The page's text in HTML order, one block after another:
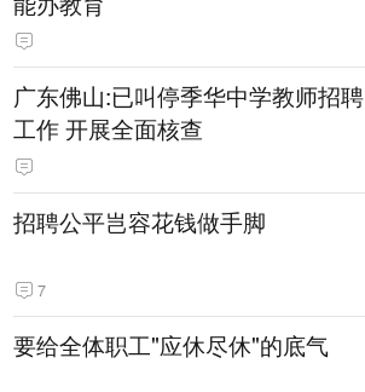
广东佛山:已叫停季华中学教师招聘
工作 开展全面核查
招聘公平岂容花钱做手脚
7
要给全体职工"应休尽休"的底气